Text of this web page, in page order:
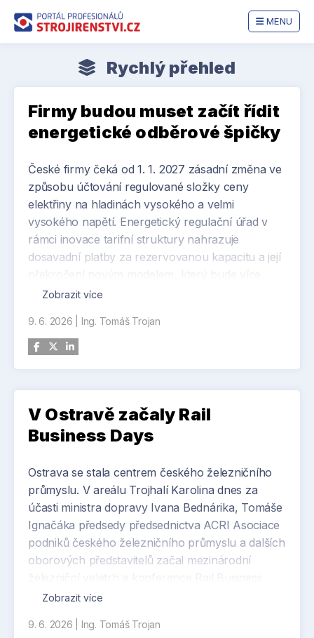
MENU
Rychlý přehled
Firmy budou muset začít řídit
energetické odběrové špičky
České firmy čeká od 1. 1. 2027 zásadní změna ve
způsobu účtování regulované složky ceny
elektřiny na hladinách vysokého a velmi
vysokého napětí. Energetický regulační úřad v
rámci inovace tarifní struktury nahrazuje
dosavadní platby za rezervovanou kapacitu a její
zohledňovat rezervovaný příkon sjednaný ve
maximální čtvrthodinové odběrové zatížení.
Podle společnosti Electree nové nastavení sice
za využívání soustavy, zároveň ale výrazně zvýší
význam řízení odběrových špiček. Pro podniky
tak nebude klíčové pouze to, kolik elektřiny za
měsíc spotřebují, ale také kdy a v jakém výkonu ji
Zobrazit více
9. 6. 2026 Ing. Tomáš Trojan
V Ostravě začaly Rail
Business Days
Ostrava se stala centrem českého železničního
průmyslu. V areálu Trojhalí Karolina dnes za
účasti ministra dopravy Ivana Bednárika, Tomáše
Ignačáka předsedy předsednictva ACRI Asociace
podniků českého železničního průmyslu a dalších
oborových představitelů začal mezinárodní
Days, na kterém české firmy prezentují špičkové
bezpečnou a udržitelnou mobilitu.
Zobrazit více
9. 6. 2026 Ing. Tomáš Trojan